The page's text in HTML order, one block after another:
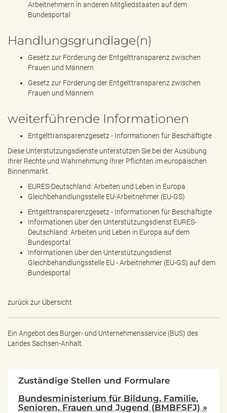
Arbeitnehmern in anderen Mitgliedstaaten auf dem
Bundesportal
Handlungsgrundlage(n)
Gesetz zur Förderung der Entgelttransparenz zwischen
Frauen und Männern
Gesetz zur Förderung der Entgelttransparenz zwischen
Frauen und Männern
weiterführende Informationen
Entgelttransparenzgesetz - Informationen für Beschäftigte
Diese Unterstützungsdienste unterstützen Sie bei der Ausübung
Ihrer Rechte und Wahrnehmung Ihrer Pflichten im europäischen
Binnenmarkt.
EURES-Deutschland: Arbeiten und Leben in Europa
Gleichbehandlungsstelle EU-Arbeitnehmer (EU-GS)
Entgelttransparenzgesetz - Informationen für Beschäftigte
Informationen über den Unterstützungsdienst EURES-
Deutschland: Arbeiten und Leben in Europa auf dem
Bundesportal
Informationen über den Unterstützungsdienst
Gleichbehandlungsstelle EU - Arbeitnehmer (EU-GS) auf dem
Bundesportal
zurück zur Übersicht
Ein Angebot des Bürger- und Unternehmensservice (BUS) des
Landes Sachsen-Anhalt.
Zuständige Stellen und Formulare
Bundesministerium für Bildung, Familie,
Senioren, Frauen und Jugend (BMBFSFJ) »